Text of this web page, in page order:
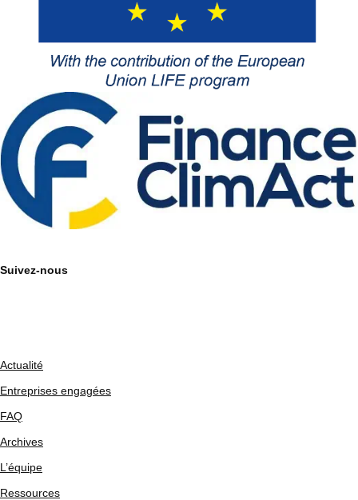
Suivez-nous
Actualité
Entreprises engagées
FAQ
Archives
L’équipe
Ressources